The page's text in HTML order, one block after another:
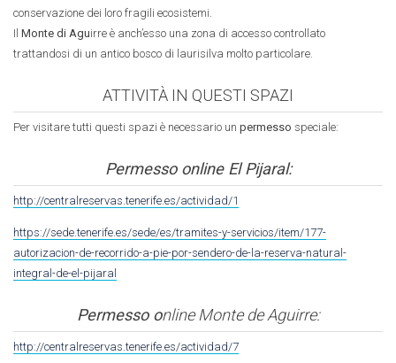
conservazione dei loro fragili ecosistemi.
Il Monte di Aguirre è anch’esso una zona di accesso controllato
trattandosi di un antico bosco di laurisilva molto particolare.
ATTIVITÀ IN QUESTI SPAZI
Per visitare tutti questi spazi è necessario un permesso speciale:
Permesso online El Pijaral:
http://centralreservas.tenerife.es/actividad/1
https://sede.tenerife.es/sede/es/tramites-y-servicios/item/177-
autorizacion-de-recorrido-a-pie-por-sendero-de-la-reserva-natural-
integral-de-el-pijaral
Permesso online Monte de Aguirre:
http://centralreservas.tenerife.es/actividad/7